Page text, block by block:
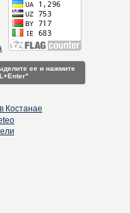
ее и нажмите
Костанае